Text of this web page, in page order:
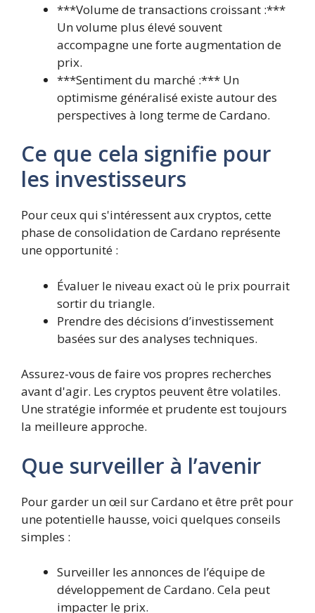
***Volume de transactions croissant :***
Un volume plus élevé souvent
accompagne une forte augmentation de
prix.
***Sentiment du marché :*** Un
optimisme généralisé existe autour des
perspectives à long terme de Cardano.
Ce que cela signifie pour
les investisseurs
Pour ceux qui s'intéressent aux cryptos, cette
phase de consolidation de Cardano représente
une opportunité :
Évaluer le niveau exact où le prix pourrait
sortir du triangle.
Prendre des décisions d’investissement
basées sur des analyses techniques.
Assurez-vous de faire vos propres recherches
avant d'agir. Les cryptos peuvent être volatiles.
Une stratégie informée et prudente est toujours
la meilleure approche.
Que surveiller à l’avenir
Pour garder un œil sur Cardano et être prêt pour
une potentielle hausse, voici quelques conseils
simples :
Surveiller les annonces de l’équipe de
développement de Cardano. Cela peut
impacter le prix.